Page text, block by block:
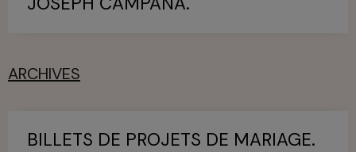
ARCHIVES
BILLETS DE PROJETS DE MARIAGE.